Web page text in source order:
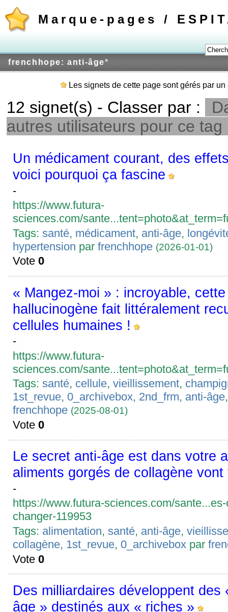
Marque-pages /
frenchhope: anti-âge*
Les signets de cette page sont gérés par
12 signet(s) - Classer par :
autres utilisateurs pour ce tag
Un médicament courant, des
voici pourquoi ça fascine
-
https://www.futura-
sciences.com/
Tags:santé, médicament, anti-âge,
hypertension parfrenchhope (2026-01-01)
Vote0
« Mangez-moi » : incroyable,
hallucinogène fait littéralement
cellules humaines !
-
https://www.futura-
sciences.com/
Tags:santé, cellule,vieillissement,
1st_revue,0_archivebox, 2nd_frm, anti-âge
frenchhope (2025-08-01)
Vote0
Le secret anti-âge est dans votre
aliments gorgés de collagène
-
https://www.futura-sciences.com/
changer-119953
Tags: alimentation,santé, anti-âge,
collagène, 1st_revue,0_archivebox par
Vote0
Des milliardaires développent des
âge » destinés aux « riches »